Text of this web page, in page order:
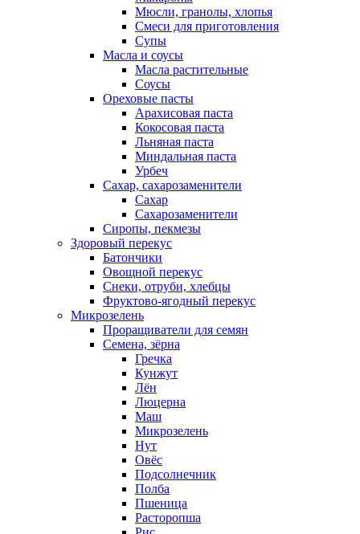
Мюсли, гранолы, хлопья
Смеси для приготовления
Супы
Масла и соусы
Масла растительные
Соусы
Ореховые пасты
Арахисовая паста
Кокосовая паста
Льняная паста
Миндальная паста
Урбеч
Сахар, сахарозаменители
Сахар
Сахарозаменители
Сиропы, пекмезы
Здоровый перекус
Батончики
Овощной перекус
Снеки, отруби, хлебцы
Фруктово-ягодный перекус
Микрозелень
Проращиватели для семян
Семена, зёрна
Гречка
Кунжут
Лён
Люцерна
Маш
Микрозелень
Нут
Овёс
Подсолнечник
Полба
Пшеница
Расторопша